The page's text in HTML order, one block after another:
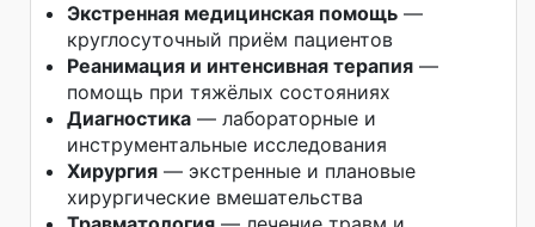
Экстренная медицинская помощь —
круглосуточный приём пациентов
Реанимация и интенсивная терапия —
помощь при тяжёлых состояниях
Диагностика — лабораторные и
инструментальные исследования
Хирургия — экстренные и плановые
хирургические вмешательства